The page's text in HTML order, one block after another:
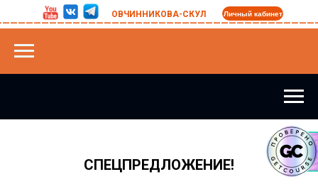
Личный кабинет
ОВЧИННИКОВА-СКУЛ
СПЕЦПРЕДЛОЖЕНИЕ!